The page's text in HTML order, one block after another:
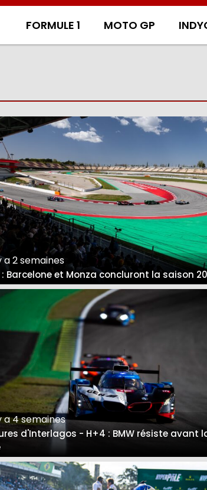
FORMULE 1 MOTO GP
a 2 semaines
: Barcelone et Monza concluront la saison
a 4 semaines
d'Interlagos - H+4 : BMW résiste avant